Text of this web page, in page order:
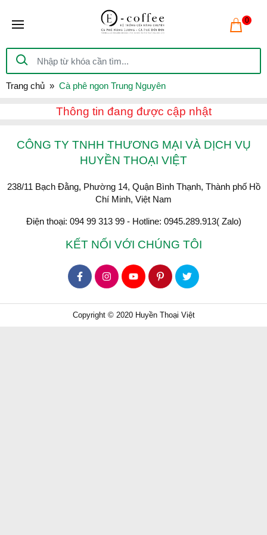
0
Trang chủ Cà phê ngon Trung Nguyên
Thông tin đang được cập nhật
CÔNG TY TNHH THƯƠNG MẠI VÀ DỊCH VỤ
HUYỀN THOẠI VIỆT
238/11 Bạch Đằng, Phường 14, Quận Bình Thạnh, Thành phố Hồ
Chí Minh, Việt Nam
Điện thoại: 094 99 313 99 - Hotline: 0945.289.913( Zalo)
KẾT NỐI VỚI CHÚNG TÔI
Copyright © 2020 Huyền Thoại Việt